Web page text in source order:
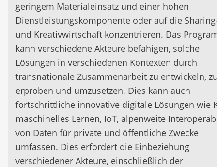
geringem Materialeinsatz und einer hohen
Dienstleistungskomponente oder auf die
und Kreativwirtschaft konzentrieren. Das
kann verschiedene Akteure befähigen, solche
Lösungen in verschiedenen Kontexten durch
transnationale Zusammenarbeit zu entwickeln,
erproben und umzusetzen. Dies kann auch
fortschrittliche innovative digitale Lösungen wie
maschinelles Lernen, IoT, alpenweite
von Daten für private und öffentliche Zwecke
umfassen. Dies erfordert die Einbeziehung
verschiedener Akteure, einschließlich der